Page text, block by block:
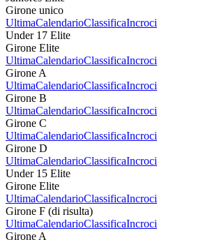
Girone unico
UltimaCalendarioClassificaIncroci
Under 17 Elite
Girone Elite
UltimaCalendarioClassificaIncroci
Girone A
UltimaCalendarioClassificaIncroci
Girone B
UltimaCalendarioClassificaIncroci
Girone C
UltimaCalendarioClassificaIncroci
Girone D
UltimaCalendarioClassificaIncroci
Under 15 Elite
Girone Elite
UltimaCalendarioClassificaIncroci
Girone F (di risulta)
UltimaCalendarioClassificaIncroci
Girone A